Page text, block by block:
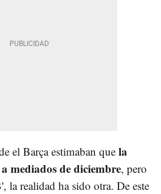
el Barça estimaban que la
mediados de diciembre, pero
la realidad ha sido otra. De este